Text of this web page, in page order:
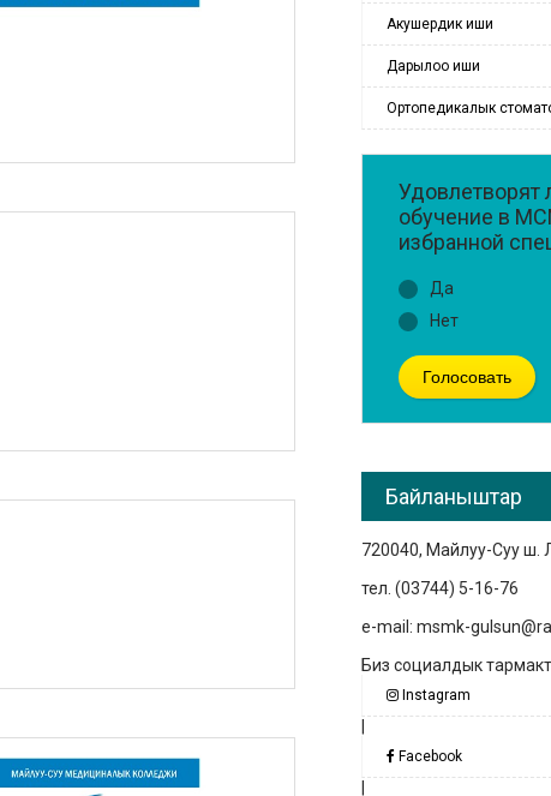
Акушердик иши
Дарылоо иши
Ортопедикалык
Удовлетворят
обучение в
избранной
Да
Нет
Голосовать
Байланыштар
720040, Майлуу-Суу ш.
тел. (03744) 5-16-76
e-mail: msmk-
Биз социалдык
Instagram
Facebook